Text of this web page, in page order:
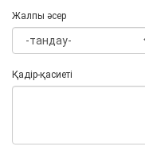
Жалпы әсер
Қадір-қасиеті